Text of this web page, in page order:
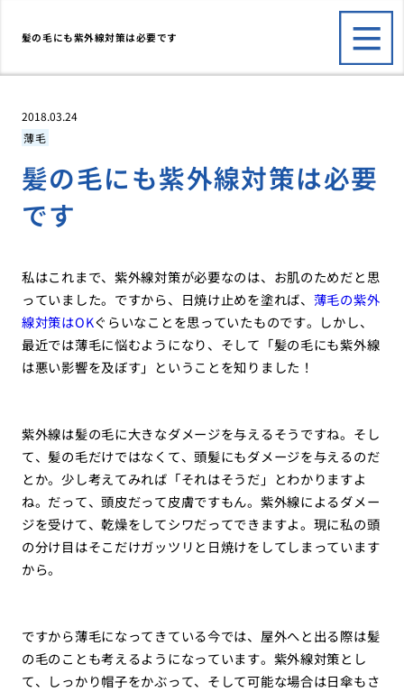
髪の毛にも紫外線対策は必要です
2018.03.24
薄毛
髪の毛にも紫外線対策は必要
です
私はこれまで、紫外線対策が必要なのは、お肌のためだと思
っていました。ですから、日焼け止めを塗れば、 薄毛の紫外
線対策はOKぐらいなことを思っていたものです。しかし、
最近では薄毛に悩むようになり、そして「髪の毛にも紫外線
は悪い影響を及ぼす」ということを知りました！
紫外線は髪の毛に大きなダメージを与えるそうですね。そし
て、髪の毛だけではなくて、頭髪にもダメージを与えるのだ
とか。少し考えてみれば「それはそうだ」とわかりますよ
ね。だって、頭皮だって皮膚ですもん。紫外線によるダメー
ジを受けて、乾燥をしてシワだってできますよ。現に私の頭
の分け目はそこだけガッツリと日焼けをしてしまっています
から。
ですから薄毛になってきている今では、屋外へと出る際は髪
の毛のことも考えるようになっています。紫外線対策とし
て、しっかり帽子をかぶって、そして可能な場合は日傘もさ